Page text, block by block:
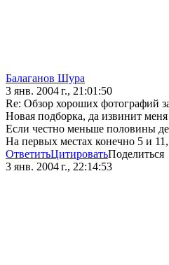
Балаганов Шура
3 янв. 2004 г., 21:01:50
Re: Обзор хороших фотографий
Новая подборка, да извинит
Если честно меньше половины
На первых местах конечно 5 и
ОтветитьЦитироватьПоделиться
3 янв. 2004 г., 22:14:53